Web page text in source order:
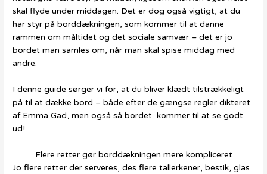
skal flyde under middagen. Det er dog også vigtigt, at du
har styr på borddækningen, som kommer til at danne
rammen om måltidet og det sociale samvær – det er jo
bordet man samles om, når man skal spise middag med
andre.
I denne guide sørger vi for, at du bliver klædt tilstrækkeligt
på til at dække bord – både efter de gængse regler dikteret
af Emma Gad, men også så bordet kommer til at se godt
ud!
Flere retter gør borddækningen mere kompliceret
Jo flere retter der serveres, des flere tallerkener, bestik, glas